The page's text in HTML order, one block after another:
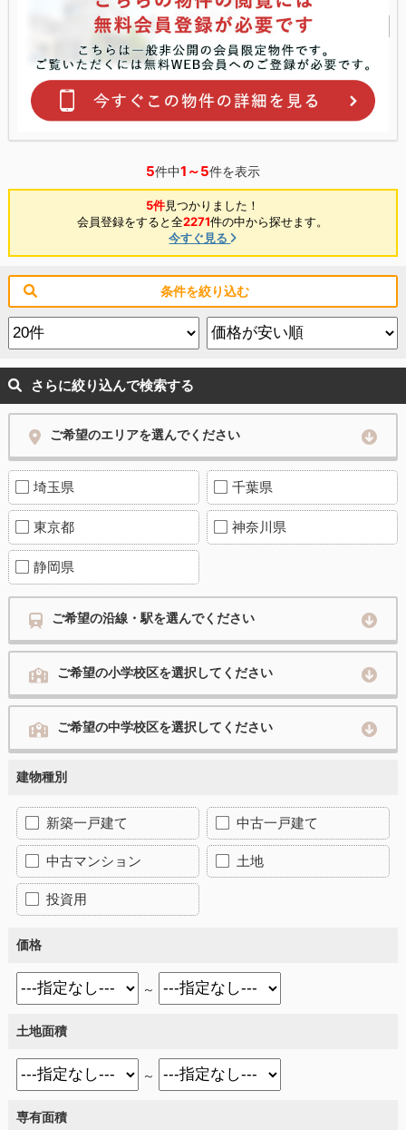
5件中1～5件を表示
5件見つかりました！
会員登録をすると全2271件の中から探せます。
今すぐ見る
条件を絞り込む
さらに絞り込んで検索する
ご希望のエリアを選んでください
埼玉県 千葉県
東京都 神奈川県
静岡県
ご希望の沿線・駅を選んでください
ご希望の小学校区を選択してください
ご希望の中学校区を選択してください
建物種別
新築一戸建て 中古一戸建て
中古マンション 土地
投資用
価格
～
土地面積
～
専有面積